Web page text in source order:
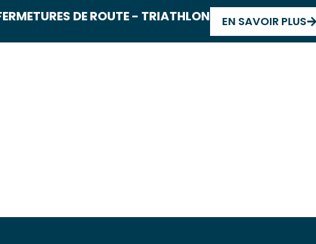
DE ROUTE - TRIATHLON EN SAVOIR PLUS